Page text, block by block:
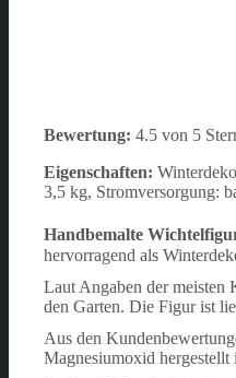
Bewertung: 4.5 von 5
Eigenschaften:
3,5 kg, Stromversorgung:
Handbemalte
hervorragend als
Laut Angaben der meisten
den Garten. Die Figur ist
Aus den
Magnesiumoxid hergestellt